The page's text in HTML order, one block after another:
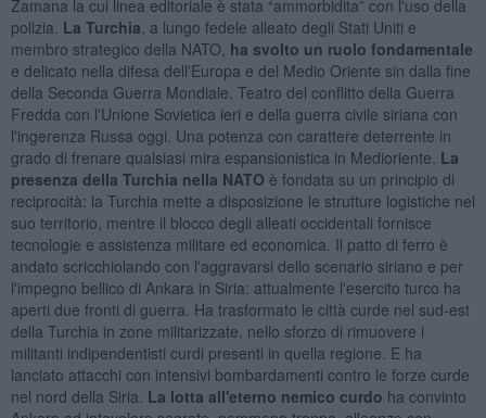
Zamana la cui linea editoriale è stata “ammorbidita” con l'uso della
polizia. La Turchia , a lungo fedele alleato degli Stati Uniti e
membro strategico della NATO, ha svolto un ruolo fondamentale
e delicato nella difesa dell'Europa e del Medio Oriente sin dalla fine
della Seconda Guerra Mondiale. Teatro del conflitto della Guerra
Fredda con l'Unione Sovietica ieri e della guerra civile siriana con
l'ingerenza Russa oggi. Una potenza con carattere deterrente in
grado di frenare qualsiasi mira espansionistica in Medioriente. La
presenza della Turchia nella NATO è fondata su un principio di
reciprocità: la Turchia mette a disposizione le strutture logistiche nel
suo territorio, mentre il blocco degli alleati occidentali fornisce
tecnologie e assistenza militare ed economica. Il patto di ferro è
andato scricchiolando con l'aggravarsi dello scenario siriano e per
l'impegno bellico di Ankara in Siria: attualmente l'esercito turco ha
aperti due fronti di guerra. Ha trasformato le città curde nel sud-est
della Turchia in zone militarizzate, nello sforzo di rimuovere i
militanti indipendentisti curdi presenti in quella regione. E ha
lanciato attacchi con intensivi bombardamenti contro le forze curde
nel nord della Siria. La lotta all'eterno nemico curdo ha convinto